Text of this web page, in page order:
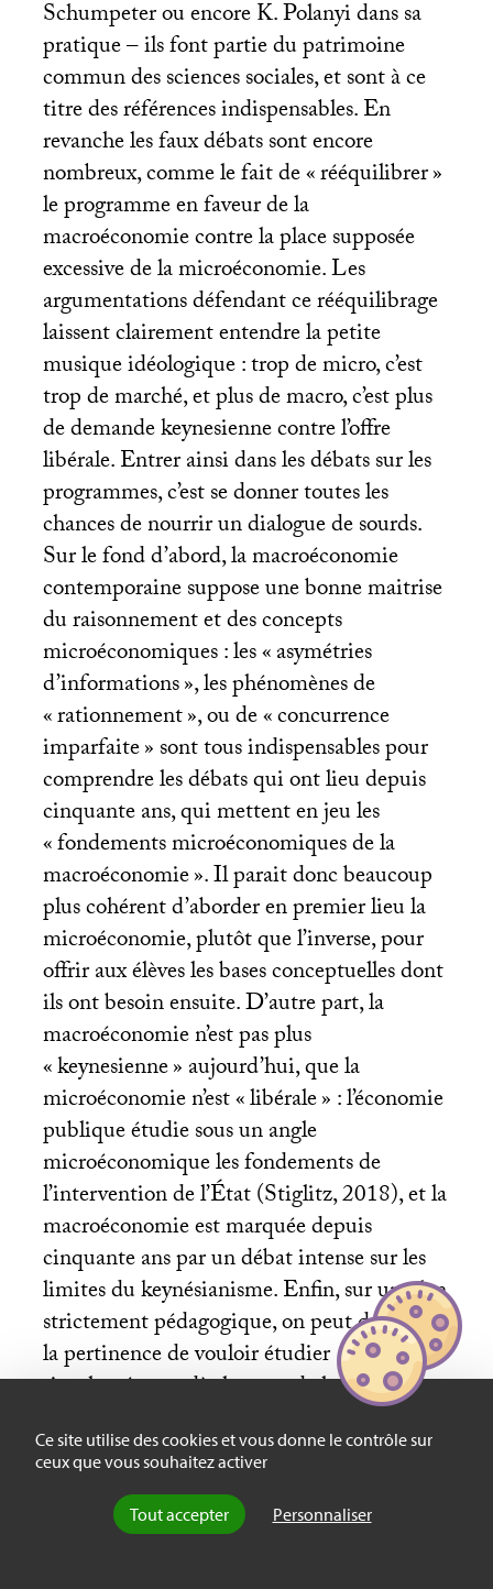
Ce site utilise des cookies et vous donne le contrôle sur
ceux que vous souhaitez activer
Tout accepter Personnaliser
Schumpeter ou encore K. Polanyi dans sa
pratique – ils font partie du patrimoine
commun des sciences sociales, et sont à ce
titre des références indispensables. En
revanche les faux débats sont encore
nombreux, comme le fait de «rééquilibrer»
le programme en faveur de la
macroéconomie contre la place supposée
excessive de la microéconomie. Les
argumentations défendant ce rééquilibrage
laissent clairement entendre la petite
musique idéologique : trop de micro, c’est
trop de marché, et plus de macro, c’est plus
de demande keynesienne contre l’offre
libérale. Entrer ainsi dans les débats sur les
programmes, c’est se donner toutes les
chances de nourrir un dialogue de sourds.
Sur le fond d’abord, la macroéconomie
contemporaine suppose une bonne maitrise
du raisonnement et des concepts
microéconomiques : les «asymétries
d’informations», les phénomènes de
«rationnement», ou de «concurrence
imparfaite» sont tous indispensables pour
comprendre les débats qui ont lieu depuis
cinquante ans, qui mettent en jeu les
«fondements microéconomiques de la
macroéconomie». Il parait donc beaucoup
plus cohérent d’aborder en premier lieu la
microéconomie, plutôt que l’inverse, pour
offrir aux élèves les bases conceptuelles dont
ils ont besoin ensuite. D’autre part, la
macroéconomie n’est pas plus
«keynesienne» aujourd’hui, que la
microéconomie n’est «libérale» : l’économie
publique étudie sous un angle
microéconomique les fondements de
l’intervention de l’État (Stiglitz, 2018), et la
macroéconomie est marquée depuis
cinquante ans par un débat intense sur les
limites du keynésianisme. Enfin, sur un plan
strictement pédagogique, on peut douter de
la pertinence de vouloir étudier
simultanément dès la seconde les questions
comme le propose l’APSES[6]: si le travail
des enseignants consiste à transposer dans la
classe les concepts et les débats propres aux